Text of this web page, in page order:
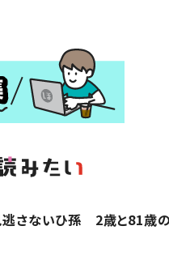
さないひ孫 2歳と81歳